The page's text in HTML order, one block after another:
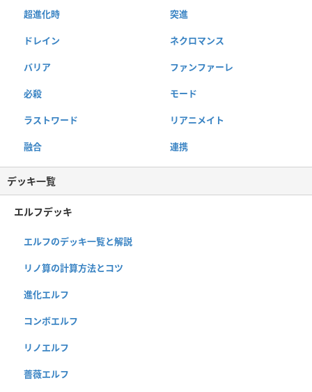
超進化時 突進
ドレイン ネクロマンス
バリア ファンファーレ
必殺 モード
ラストワード リアニメイト
融合 連携
デッキ一覧
エルフデッキ
エルフのデッキ一覧と解説
リノ算の計算方法とコツ
進化エルフ
コンボエルフ
リノエルフ
薔薇エルフ